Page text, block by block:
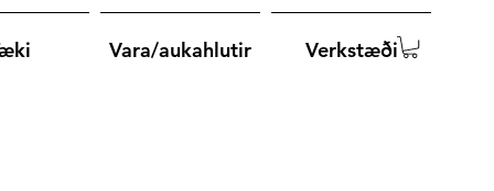
Vara/aukahlutir Verkstæði